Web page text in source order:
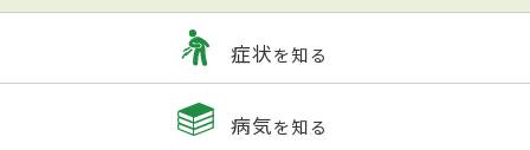
症状を知る
病気を知る